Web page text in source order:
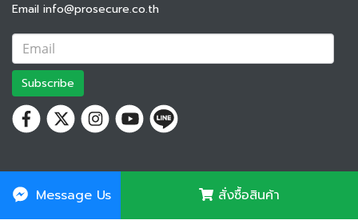
สั่งซื้อสินค้า
Message Us
Email info@prosecure.co.th
Subscribe
© Copyright Prosecure Company limited, 2018. All rights reserved.